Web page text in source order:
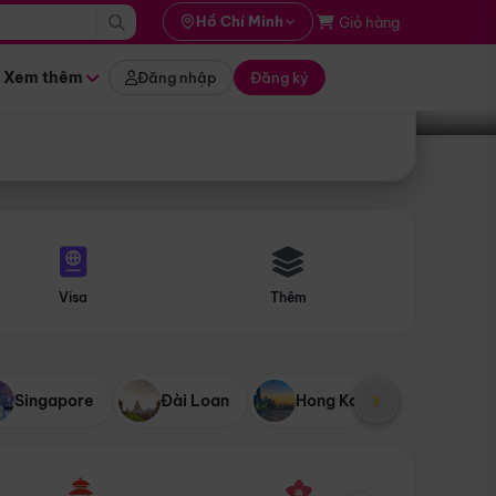
Hồ Chí Minh Giỏ hàng
Xem thêm Đăng nhập Đăng ký
Tìm tour
Visa Thêm
Singapore Đài Loan Hong Kong